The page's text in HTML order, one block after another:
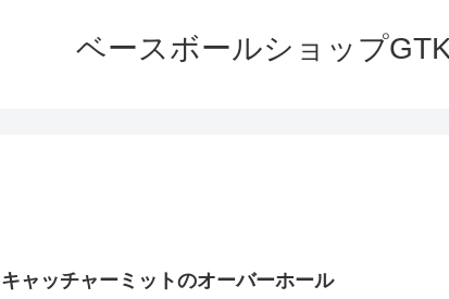
ベースボールショップ
キャッチャーミットのオーバーホール